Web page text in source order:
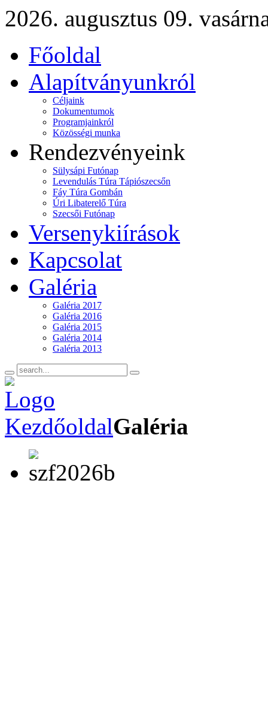
2026. augusztus 09.
Főoldal
Alapítványunkról
Céljaink
Dokumentumok
Programjainkról
Közösségi munka
Rendezvényeink
Sülysápi Futónap
Levendulás Túra Tápiószecsőn
Fáy Túra Gombán
Úri Libaterelő Túra
Szecsői Futónap
Versenykiírások
Kapcsolat
Galéria
Galéria 2017
Galéria 2016
Galéria 2015
Galéria 2014
Galéria 2013
KezdőoldalGaléria